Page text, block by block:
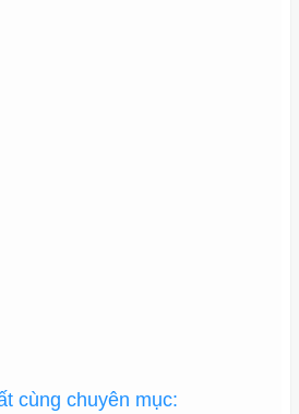
cùng chuyên mục: